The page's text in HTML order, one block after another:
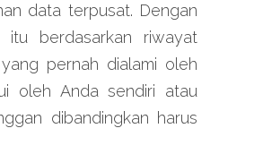
data terpusat. Dengan
berdasarkan riwayat
pernah dialami oleh
oleh Anda sendiri atau
dibandingkan harus